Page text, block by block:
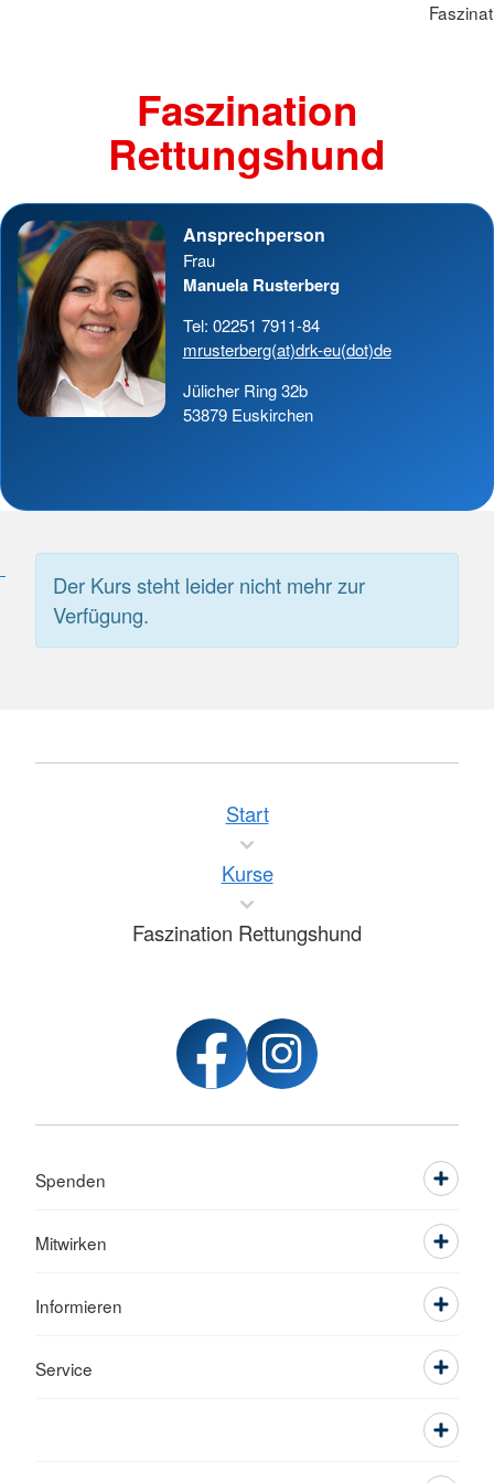
Faszination
Rettungshund
Ansprechperson
Frau
Manuela Rusterberg
Tel: 02251 7911-84
mrusterberg(at)drk-eu(dot)de
Jülicher Ring 32b
53879 Euskirchen
Der Kurs steht leider nicht mehr zur
Verfügung.
Start
Kurse
Faszination Rettungshund
Spenden
Mitwirken
Informieren
Service